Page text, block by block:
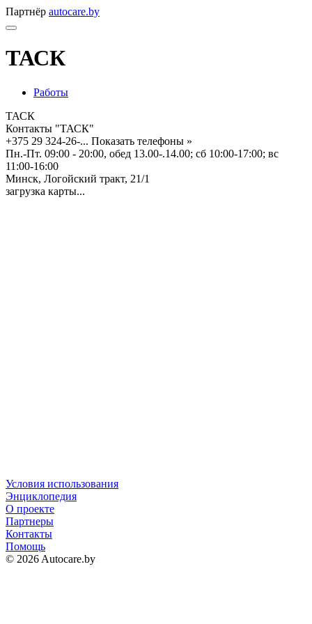
Партнёр autocare.by
ТАСК
Работы
ТАСК
Контакты "ТАСК"
+375 29 324-26-... Показать телефоны »
Пн.-Пт. 09:00 - 20:00, обед 13.00-.14.00; сб 10:00-17:00; вс
11:00-16:00
Минск, Логойский тракт, 21/1
загрузка карты...
Условия использования
Энциклопедия
О проекте
Партнеры
Контакты
Помощь
© 2026 Autocare.by